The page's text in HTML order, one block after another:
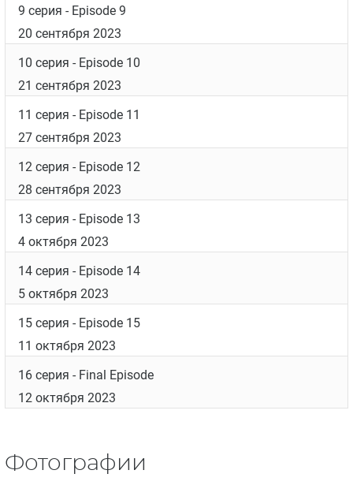
9 серия - Episode 9
20 сентября 2023
10 серия - Episode 10
21 сентября 2023
11 серия - Episode 11
27 сентября 2023
12 серия - Episode 12
28 сентября 2023
13 серия - Episode 13
4 октября 2023
14 серия - Episode 14
5 октября 2023
15 серия - Episode 15
11 октября 2023
16 серия - Final Episode
12 октября 2023
Фотографии